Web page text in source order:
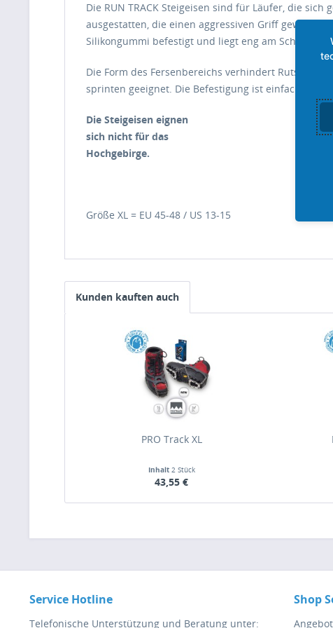
Die RUN TRACK Steigeisen sind für Läufer, die
ausgestatten, die einen aggressiven Griff
Silikongummi befestigt und liegt eng am Schuh an,
Die Form des Fersenbereichs verhindert Rutschen
sprinten geeignet. Die Befestigung ist einfach und
Die Steigeisen eignen
sich nicht für das
Hochgebirge.
Größe XL = EU 45-48 / US 13-15
Kunden kauften auch
PRO Track XL
Inhalt 2 Stück
43,55 €
Service Hotline
Telefonische Unterstützung und Beratung unter:
Shop